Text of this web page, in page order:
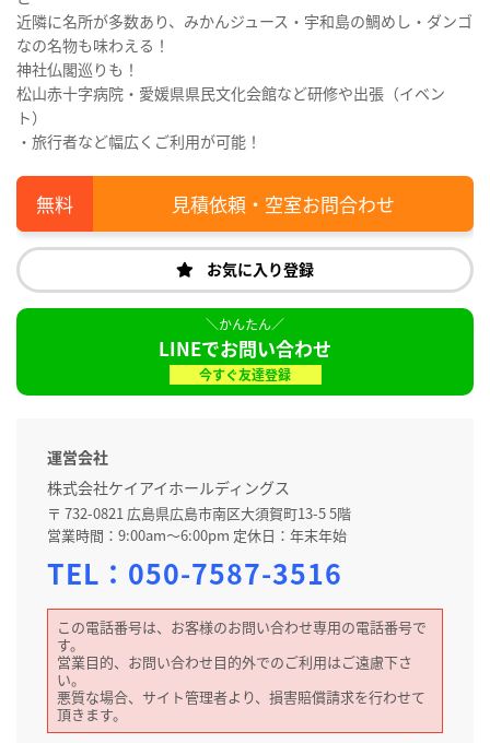
近隣に名所が多数あり、みかんジュース・宇和島の鯛めし・ダンゴ
なの名物も味わえる！
神社仏閣巡りも！
松山赤十字病院・愛媛県県民文化会館など研修や出張（イベン
ト）
・旅行者など幅広くご利用が可能！
見積依頼・空室お問合わせ
お気に入り登録
LINEでお問い合わせ
今すぐ友達登録
運営会社
株式会社ケイアイホールディングス
〒 732-0821 広島県広島市南区大須賀町13-5 5階
営業時間：9:00am～6:00pm 定休日：年末年始
TEL： 050-7587-3516
この電話番号は、お客様のお問い合わせ専用の電話番号で
す。
営業目的、お問い合わせ目的外でのご利用はご遠慮下さ
い。
悪質な場合、サイト管理者より、損害賠償請求を行わせて
頂きます。